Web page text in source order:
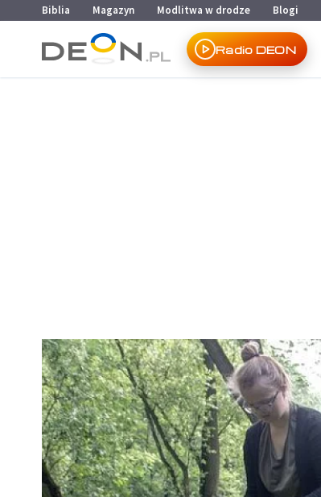
Przejdź do menu głównego
Przejdź do treści
Biblia Magazyn Modlitwa w drodze Blogi
Radio DEON